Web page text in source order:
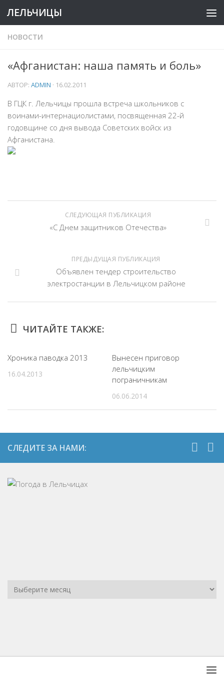
ЛЕЛЬЧИЦЫ
НОВОСТИ
«Афганистан: наша память и боль»
АВТОР: ADMIN · 16.02.2011
В ГЦК г. Лельчицы прошла встреча школьников с
воинами-интернациолистами, посвященная 22-й
годовщине со дня вывода Советских войск из
Афганистана.
СЛЕДУЮЩАЯ ПУБЛИКАЦИЯ
«С Днем защитников Отечества»
ПРЕДЫДУЩАЯ ПУБЛИКАЦИЯ
Объявлен тендер строительство
электростанции в Лельчицком районе
ЧИТАЙТЕ ТАКЖЕ:
Хроника паводка 2013
16.04.2013
Вынесен приговор
лельчицким
пограничникам
06.06.2014
СЛЕДИТЕ ЗА НАМИ: